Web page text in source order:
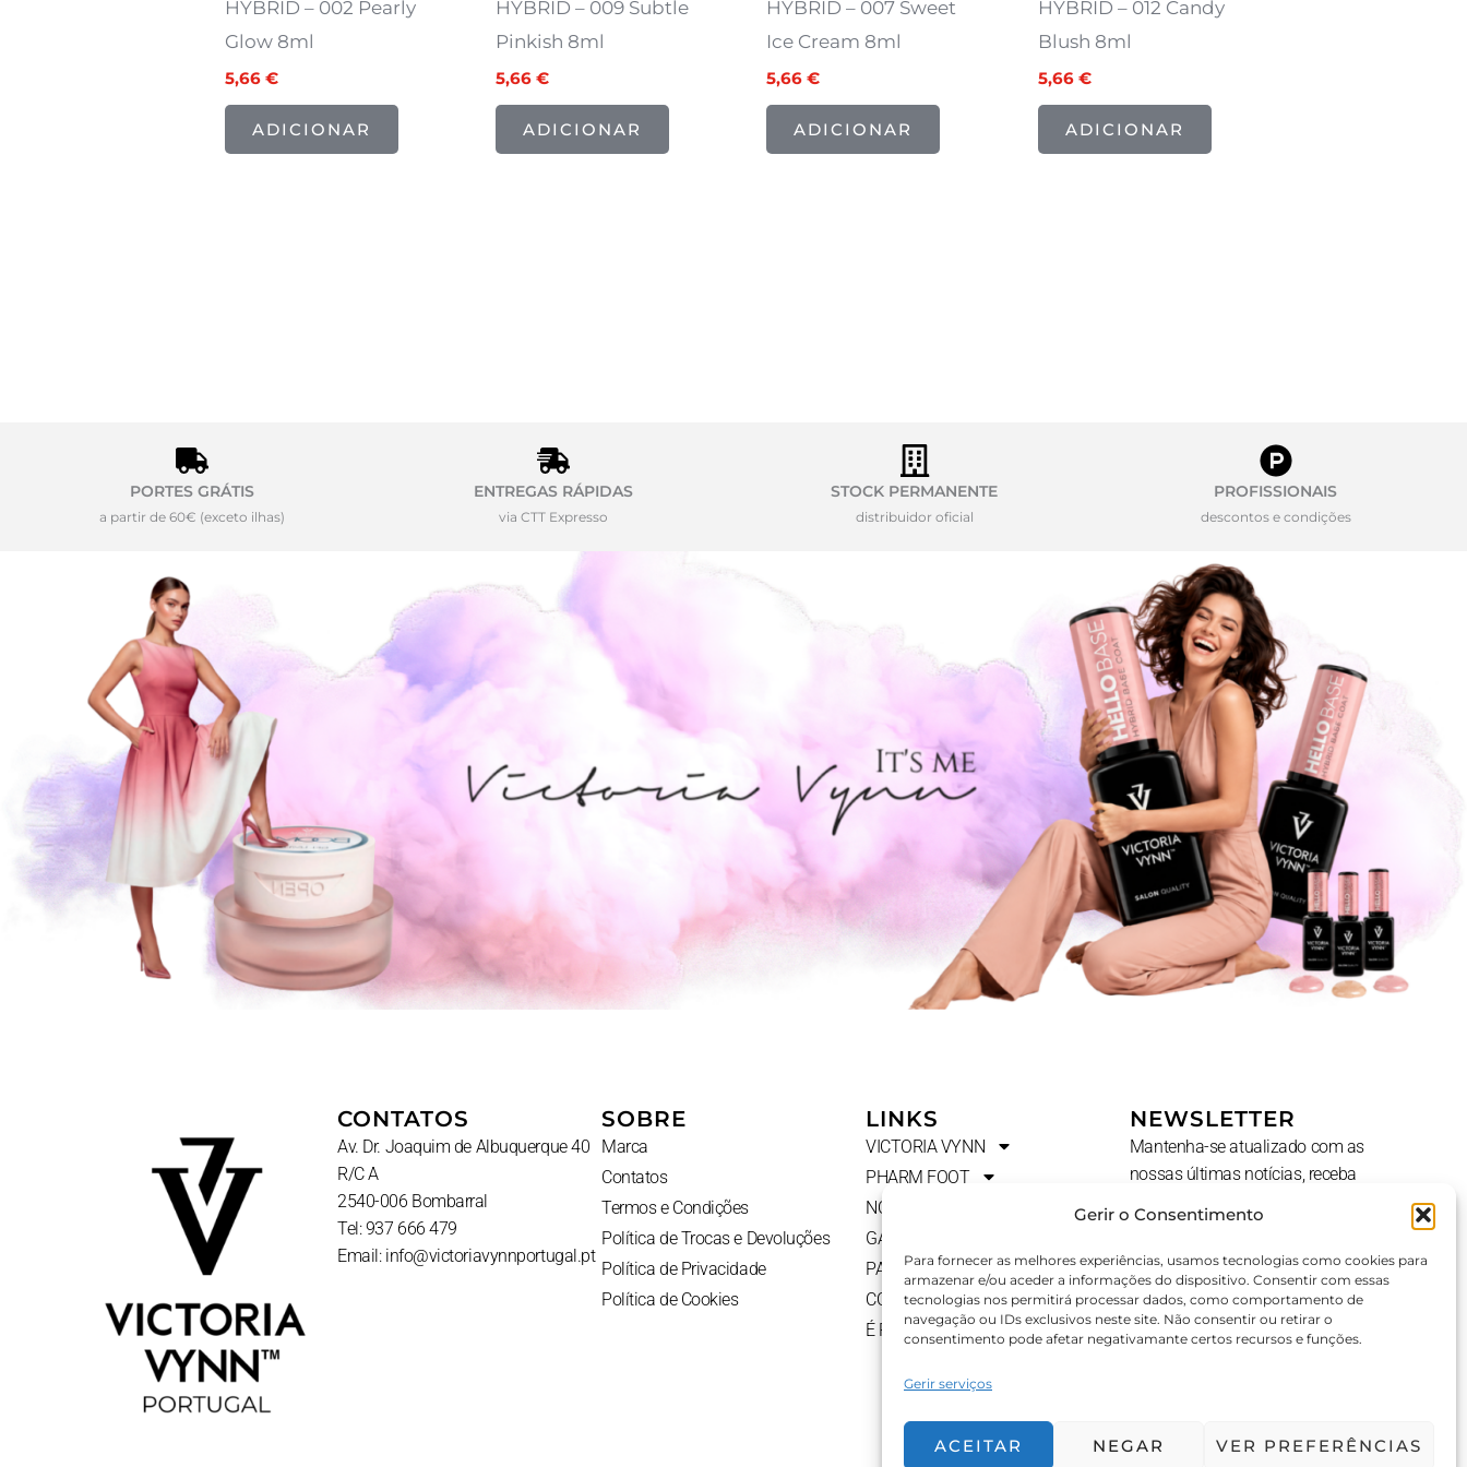
Gerir o Consentimento
Para fornecer as melhores experiências, usamos tecnologias como cookies para
armazenar e/ou aceder a informações do dispositivo. Consentir com essas
tecnologias nos permitirá processar dados, como comportamento de
navegação ou IDs exclusivos neste site. Não consentir ou retirar o
consentimento pode afetar negativamante certos recursos e funções.
Gerir serviços
ACEITAR NEGAR VER PREFERÊNCIAS
HYBRID – 002 Pearly
Glow 8ml
5,66 €
ADICIONAR
HYBRID – 009 Subtle
Pinkish 8ml
5,66€
ADICIONAR
HYBRID – 007 Sweet
Ice Cream 8ml
5,66€
ADICIONAR
HYBRID – 012 Candy
Blush 8ml
5,66 €
ADICIONAR
PORTES GRÁTIS
a partir de 60€ (exceto ilhas)
ENTREGAS RÁPIDAS
via CTT Expresso
STOCK PERMANENTE
distribuidor oficial
PROFISSIONAIS
descontos e condições
CONTATOS
Av. Dr. Joaquim de Albuquerque 40
R/C A
2540-006 Bombarral
Tel: 937 666 479
Email: info@victoriavynnportugal.pt
SOBRE
Marca
Contatos
Termos e Condições
Política de Trocas e Devoluções
Política de Privacidade
Política de Cookies
LINKS
VICTORIA VYNN
PHARM FOOT
NOVIDADES
GADGETS
PACKS
CONTATOS
É PROFISSIONAL?
NEWSLETTER
Mantenha-se atualizado com as
nossas últimas notícias, receba
Nome
E-